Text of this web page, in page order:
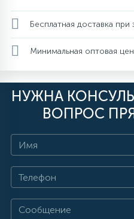
Бесплатная доставка
Минимальная оптовая
НУЖНА
ВОПРОС